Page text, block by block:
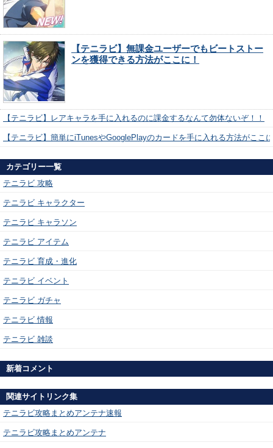
【テニラビ】無課金ユーザーでもビートストー
ンを獲得できる方法がここに！
【テニラビ】レアキャラを手に入れるのに課金するなんて勿体ないぞ！！
【テニラビ】簡単にiTunesやGooglePlayのカードを手に入れる方法がここ
カテゴリー一覧
テニラビ 攻略
テニラビ キャラクター
テニラビ キャラソン
テニラビ アイテム
テニラビ 育成・進化
テニラビ イベント
テニラビ ガチャ
テニラビ 情報
テニラビ 雑談
新着コメント
関連サイトリンク集
テニラビ攻略まとめアンテナ速報
テニラビ攻略まとめアンテナ